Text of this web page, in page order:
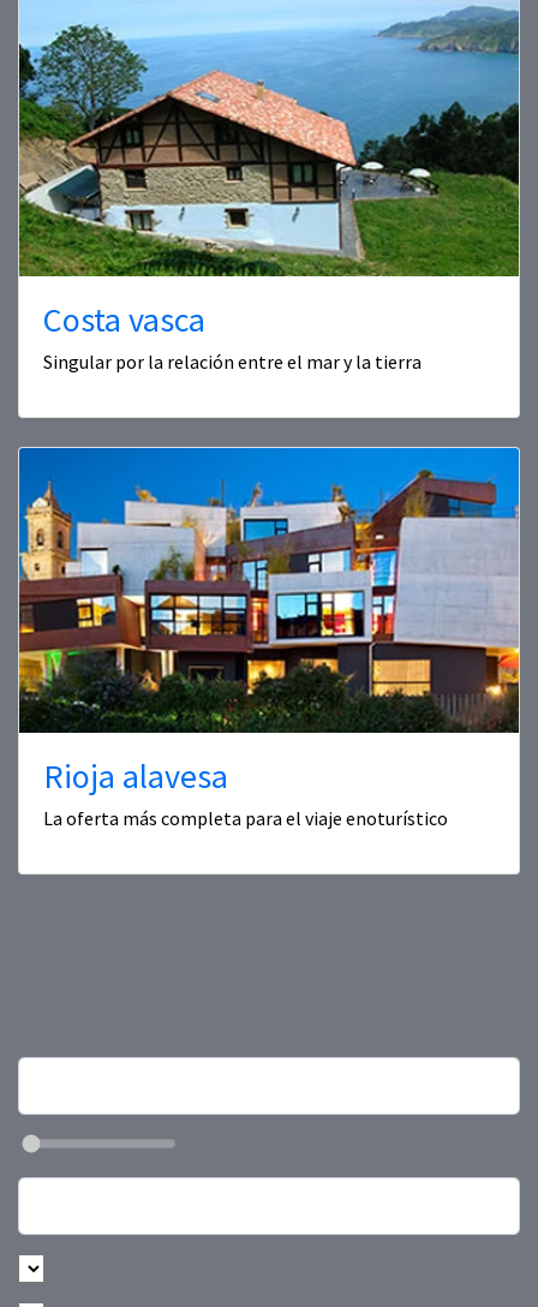
Costa vasca
Singular por la relación entre el mar y la tierra
Rioja alavesa
La oferta más completa para el viaje enoturístico